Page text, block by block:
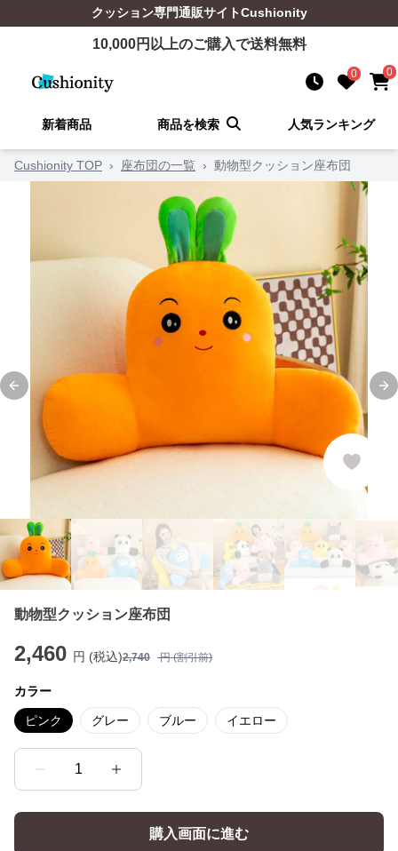
クッション専門通販サイトCushionity
10,000円以上のご購入で送料無料
0 0
新着商品 商品を検索 人気ランキング
Cushionity TOP › 座布団の一覧 › 動物型クッション座布団
Previous slide
動物型クッション座布団
2,460 円 (税込)2,740 円 (割引前)
カラー
ピンク グレー ブルー イエロー
1
購入画面に進む